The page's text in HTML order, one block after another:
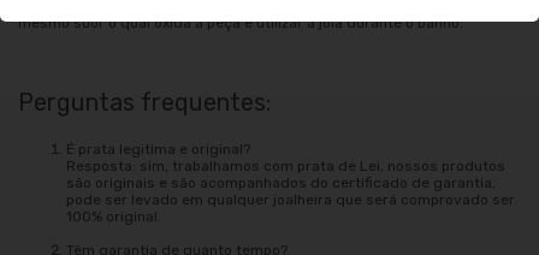
mesmo suor o qual oxida a peça e utilizar a jóia durante o banho.
Perguntas frequentes:
É prata legitima e original?
Resposta: sim, trabalhamos com prata de Lei, nossos produtos
são originais e são acompanhados do certificado de garantia,
pode ser levado em qualquer joalheira que será comprovado ser
100% original.
Têm garantia de quanto tempo?